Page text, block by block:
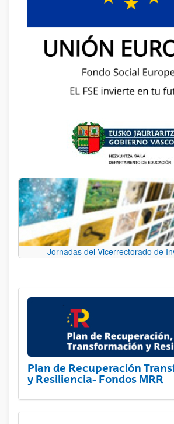
Jornadas del Vicerrectorado de
Plan de Recuperación
y Resiliencia- Fondos MRR